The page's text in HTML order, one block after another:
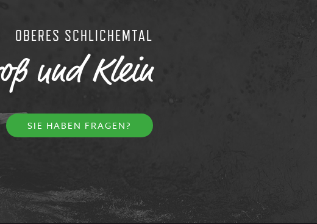
OBERES SCHLICHEMTAL
und Klein
SIE HABEN FRAGEN?